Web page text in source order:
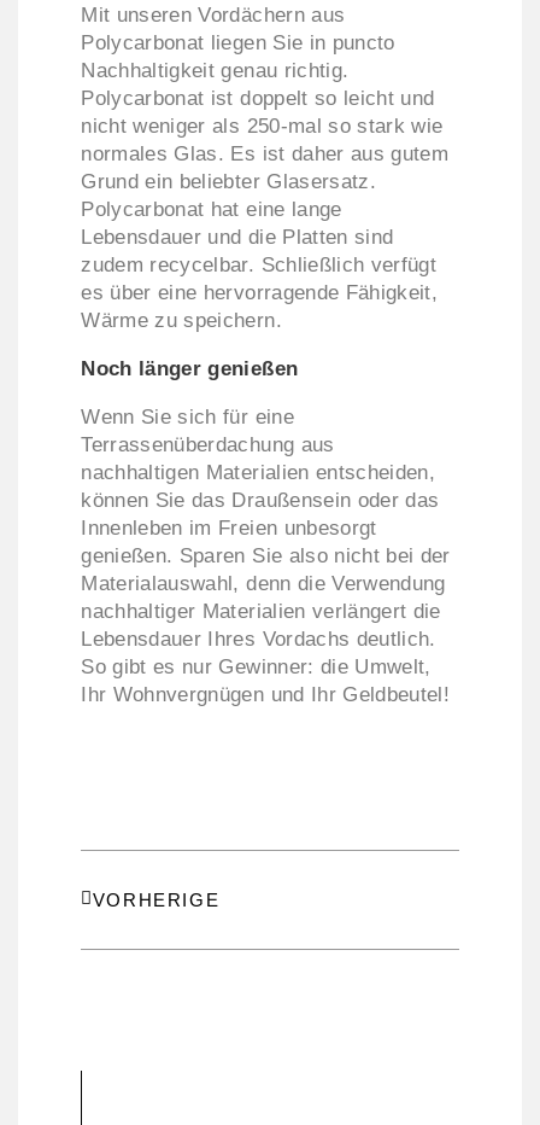
Mit unseren Vordächern aus
Polycarbonat liegen Sie in puncto
Nachhaltigkeit genau richtig.
Polycarbonat ist doppelt so leicht und
nicht weniger als 250-mal so stark wie
normales Glas. Es ist daher aus gutem
Grund ein beliebter Glasersatz.
Polycarbonat hat eine lange
Lebensdauer und die Platten sind
zudem recycelbar. Schließlich verfügt
es über eine hervorragende Fähigkeit,
Wärme zu speichern.
Noch länger genießen
Wenn Sie sich für eine
Terrassenüberdachung aus
nachhaltigen Materialien entscheiden,
können Sie das Draußensein oder das
Innenleben im Freien unbesorgt
genießen. Sparen Sie also nicht bei der
Materialauswahl, denn die Verwendung
nachhaltiger Materialien verlängert die
Lebensdauer Ihres Vordachs deutlich.
So gibt es nur Gewinner: die Umwelt,
Ihr Wohnvergnügen und Ihr Geldbeutel!
VORHERIGE